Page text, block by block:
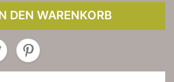
DEN WARENKORB